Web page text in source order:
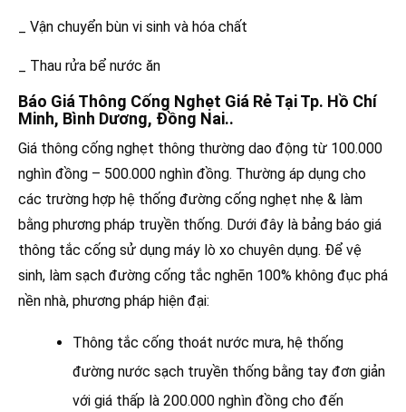
_ Vận chuyển bùn vi sinh và hóa chất
_ Thau rửa bể nước ăn
Báo Giá Thông Cống Nghẹt Giá Rẻ Tại Tp. Hồ Chí
Minh, Bình Dương, Đồng Nai..
Giá thông cống nghẹt thông thường dao động từ 100.000
nghìn đồng – 500.000 nghìn đồng. Thường áp dụng cho
các trường hợp hệ thống đường cống nghẹt nhẹ & làm
bằng phương pháp truyền thống. Dưới đây là bảng báo giá
thông tắc cống sử dụng máy lò xo chuyên dụng. Để vệ
sinh, làm sạch đường cống tắc nghẽn 100% không đục phá
nền nhà, phương pháp hiện đại:
Thông tắc cống thoát nước mưa, hệ thống
đường nước sạch truyền thống bằng tay đơn giản
với giá thấp là 200.000 nghìn đồng cho đến